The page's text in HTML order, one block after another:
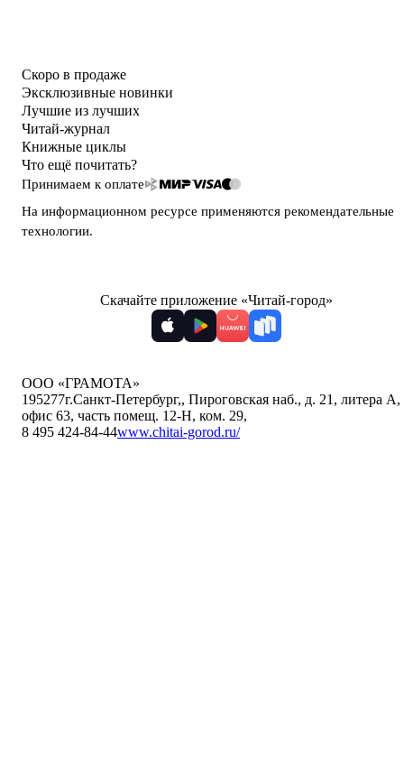
Скоро в продаже
Эксклюзивные новинки
Лучшие из лучших
Читай-журнал
Книжные циклы
Что ещё почитать?
Принимаем к оплате
На информационном ресурсе применяются рекомендательные
технологии.
Скачайте приложение «Читай-город»
ООО «ГРАМОТА»
195277г.Санкт-Петербург,, Пироговская наб., д. 21, литера А,
офис 63, часть помещ. 12-Н, ком. 29,
8 495 424-84-44www.chitai-gorod.ru/